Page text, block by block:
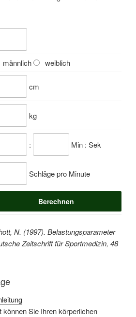
männlich weiblich
cm
kg
: Min : Sek
Schläge pro Minute
N. (1997). Belastungsparameter
Zeitschrift für Sportmedizin, 48
können Sie Ihren körperlichen